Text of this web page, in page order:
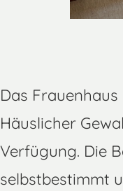
Das
Häuslicher
Verfügung. Die
selbstbestimmt